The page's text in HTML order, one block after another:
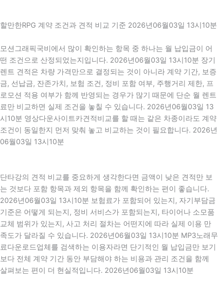
할만한RPG 계약 조건과 견적 비교 기준 2026년06월03일 13시10분
모션그래픽국비에서 많이 확인하는 항목 중 하나는 월 납입금이 어
떤 조건으로 산정되었는지입니다. 2026년06월03일 13시10분 장기
렌트 견적은 차량 가격만으로 결정되는 것이 아니라 계약 기간, 보증
금, 선납금, 잔존가치, 보험 조건, 정비 포함 여부, 주행거리 제한, 프
로모션 적용 여부가 함께 반영되는 경우가 많기 때문에 단순 월 렌트
료만 비교하면 실제 조건을 놓칠 수 있습니다. 2026년06월03일 13
시10분 영상다운사이트카견적비교를 할 때는 같은 차종이라도 계약
조건이 동일한지 먼저 맞춰 놓고 비교하는 것이 필요합니다. 2026년
06월03일 13시10분
단타강의 견적 비교를 중요하게 생각한다면 금액이 낮은 견적만 보
는 것보다 포함 항목과 제외 항목을 함께 확인하는 편이 좋습니다.
2026년06월03일 13시10분 보험료가 포함되어 있는지, 자기부담금
기준은 어떻게 되는지, 정비 서비스가 포함되는지, 타이어나 소모품
교체 범위가 있는지, 사고 처리 절차는 어떤지에 따라 실제 이용 만
족도가 달라질 수 있습니다. 2026년06월03일 13시10분 MP3노래무
료다운로드업체를 검색하는 이용자라면 단기적인 월 납입금만 보기
보다 전체 계약 기간 동안 부담해야 하는 비용과 관리 조건을 함께
살펴보는 편이 더 현실적입니다. 2026년06월03일 13시10분